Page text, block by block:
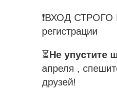
❗ВХОД СТРОГО
регистрации
⏳Не упустите
апреля ,
друзей!